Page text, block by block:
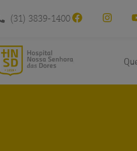
(31) 3839-1400